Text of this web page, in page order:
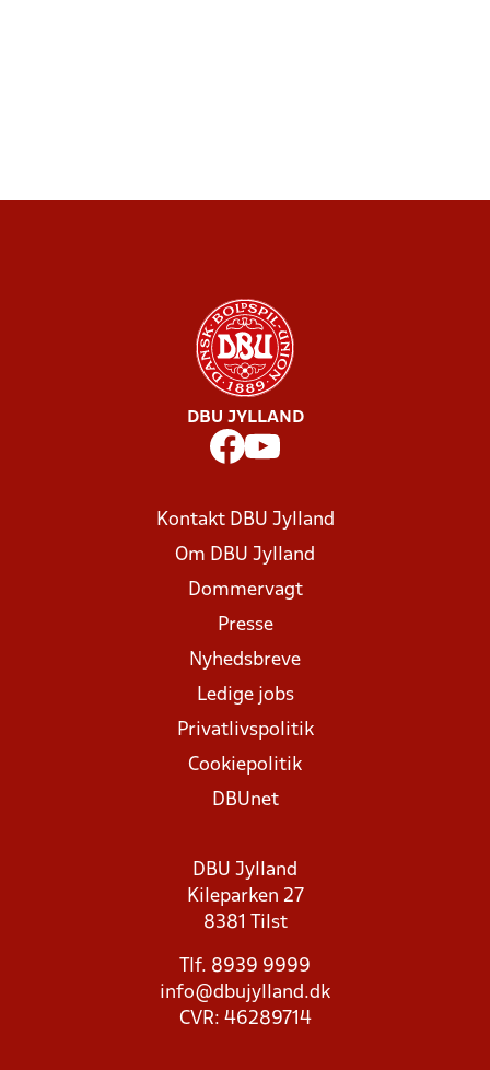
DBU JYLLAND
Kontakt DBU Jylland
Om DBU Jylland
Dommervagt
Presse
Nyhedsbreve
Ledige jobs
Privatlivspolitik
Cookiepolitik
DBUnet
DBU Jylland
Kileparken 27
8381 Tilst
Tlf. 8939 9999
info@dbujylland.dk
CVR: 46289714